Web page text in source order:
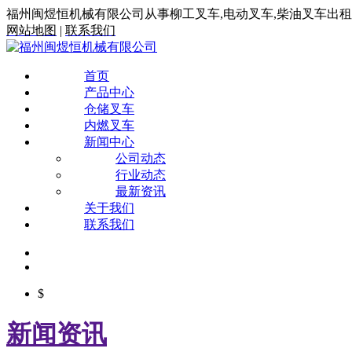
福州闽煜恒机械有限公司从事柳工叉车,电动叉车,柴油叉车出租
网站地图 | 联系我们
首页
产品中心
仓储叉车
内燃叉车
新闻中心
公司动态
行业动态
最新资讯
关于我们
联系我们
$
新闻资讯